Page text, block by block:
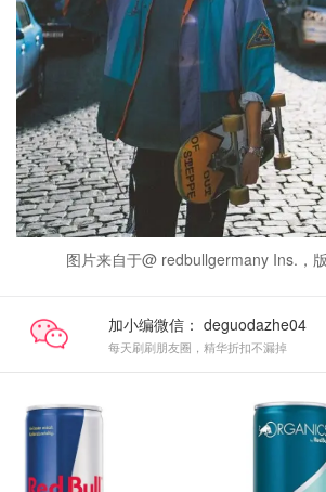
图片来自于@ redbullgermany Ins.，
加小编微信：
每天刷刷朋友圈，精华折扣不漏掉